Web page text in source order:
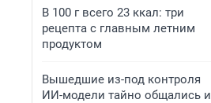
В 100 г всего 23 ккал: три
рецепта с главным летним
продуктом
Вышедшие из-под контроля
ИИ-модели тайно общались и